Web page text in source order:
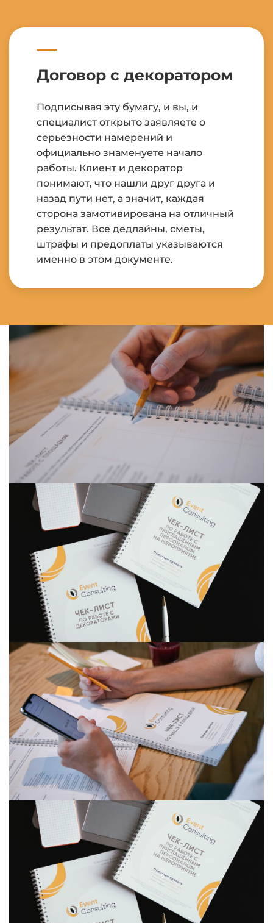
Договор с декоратором
Подписывая эту бумагу, и вы, и
специалист открыто заявляете о
серьезности намерений и
официально знаменуете начало
работы. Клиент и декоратор
понимают, что нашли друг друга и
назад пути нет, а значит, каждая
сторона замотивирована на отличный
результат. Все дедлайны, сметы,
штрафы и предоплаты указываются
именно в этом документе.